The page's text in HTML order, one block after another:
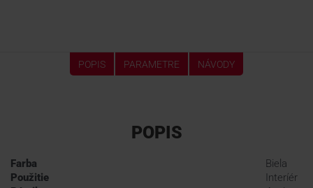
POPIS PARAMETRE NÁVODY
POPIS
Farba
Biela
Použitie
Interíér